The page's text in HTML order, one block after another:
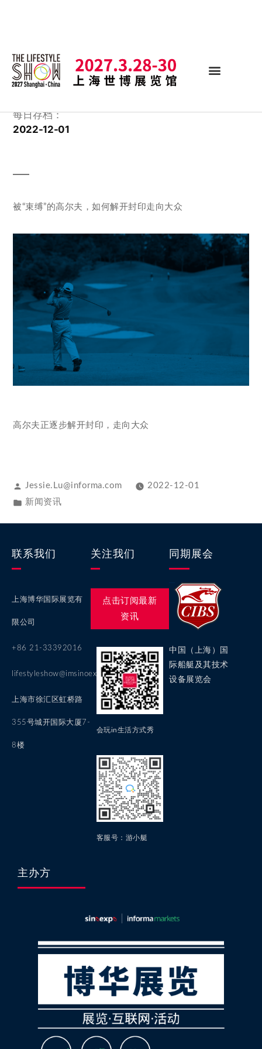
每日存档：
2022-12-01
被“束缚”的高尔夫，如何解开封印走向大众
高尔夫正逐步解开封印，走向大众
Jessie.Lu@informa.com
2022-12-01
新闻资讯
联系我们
上海博华国际展览有
限公司
+86 21-33392016
lifestyleshow@imsinoexpo.com
上海市徐汇区虹桥路
355号城开国际大厦7-
8楼
关注我们
点击订阅最新
资讯
会玩in生活方式秀
客服号：游小艇
同期展会
中国（上海）国
际船艇及其技术
设备展览会
主办方